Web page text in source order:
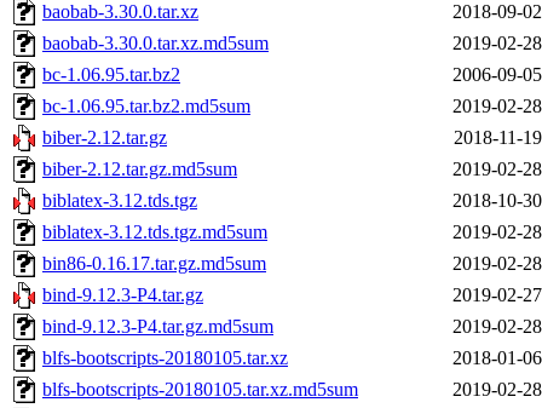
baobab-3.30.0.tar.xz
2018-09-
baobab-3.30.0.tar.xz.md5sum
2019-02-
bc-1.06.95.tar.bz2
2006-09-
bc-1.06.95.tar.bz2.md5sum
2019-02-
biber-2.12.tar.gz
2018-11-
biber-2.12.tar.gz.md5sum
2019-02-
biblatex-3.12.tds.tgz
2018-10-
biblatex-3.12.tds.tgz.md5sum
2019-02-
bin86-0.16.17.tar.gz.md5sum
2019-02-
bind-9.12.3-P4.tar.gz
2019-02-
bind-9.12.3-P4.tar.gz.md5sum
2019-02-
blfs-bootscripts-20180105.tar.xz
2018-01-
blfs-bootscripts-20180105.tar.xz.md5sum
2019-02-